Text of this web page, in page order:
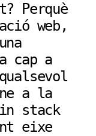
Perquè
web,
cap a
a la
stack
eixe